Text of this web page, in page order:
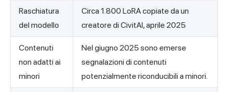
Raschiatura
del modello
Circa 1.800 LoRA copiate da un
creatore di CivitAI, aprile 2025
Contenuti
non adatti ai
minori
Nel giugno 2025 sono emerse
segnalazioni di contenuti
potenzialmente riconducibili a minori.